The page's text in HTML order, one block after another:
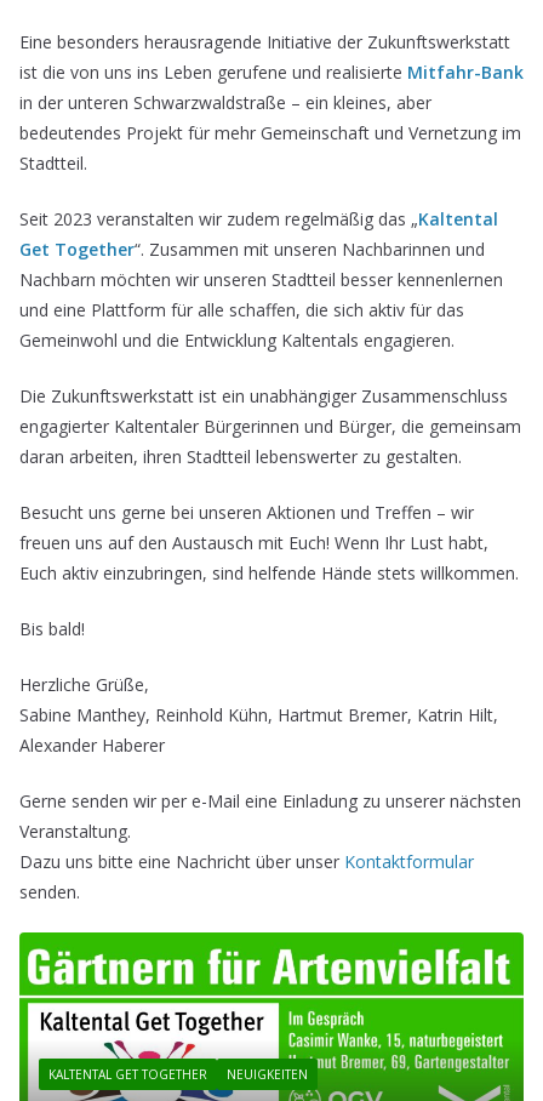
Eine besonders herausragende Initiative der Zukunftswerkstatt
ist die von uns ins Leben gerufene und realisierte Mitfahr-Bank
in der unteren Schwarzwaldstraße – ein kleines, aber
bedeutendes Projekt für mehr Gemeinschaft und Vernetzung im
Stadtteil.
Seit 2023 veranstalten wir zudem regelmäßig das „Kaltental
Get Together“. Zusammen mit unseren Nachbarinnen und
Nachbarn möchten wir unseren Stadtteil besser kennenlernen
und eine Plattform für alle schaffen, die sich aktiv für das
Gemeinwohl und die Entwicklung Kaltentals engagieren.
Die Zukunftswerkstatt ist ein unabhängiger Zusammenschluss
engagierter Kaltentaler Bürgerinnen und Bürger, die gemeinsam
daran arbeiten, ihren Stadtteil lebenswerter zu gestalten.
Besucht uns gerne bei unseren Aktionen und Treffen – wir
freuen uns auf den Austausch mit Euch! Wenn Ihr Lust habt,
Euch aktiv einzubringen, sind helfende Hände stets willkommen.
Bis bald!
Herzliche Grüße,
Sabine Manthey, Reinhold Kühn, Hartmut Bremer, Katrin Hilt,
Alexander Haberer
Gerne senden wir per e-Mail eine Einladung zu unserer nächsten
Veranstaltung.
Dazu uns bitte eine Nachricht über unser Kontaktformular
senden.
KALTENTAL GET TOGETHER NEUIGKEITEN